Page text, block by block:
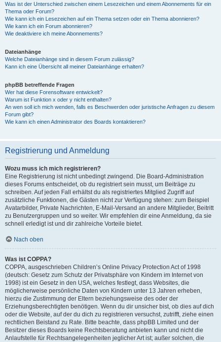
Was ist der Unterschied zwischen einem Lesezeichen und einem Abonnements für ein
Thema oder Forum?
Wie kann ich ein Lesezeichen auf ein Thema setzen oder ein Thema abonnieren?
Wie kann ich ein Forum abonnieren?
Wie deaktiviere ich meine Abonnements?
Dateianhänge
Welche Dateianhänge sind in diesem Forum zulässig?
Kann ich eine Übersicht all meiner Dateianhänge erhalten?
phpBB betreffende Fragen
Wer hat diese Forensoftware entwickelt?
Warum ist Funktion x oder y nicht enthalten?
An wen soll ich mich wenden, falls es Beschwerden oder juristische Anfragen zu diesem
Forum gibt?
Wie kann ich einen Administrator des Boards kontaktieren?
Registrierung und Anmeldung
Wozu muss ich mich registrieren?
Eine Registrierung ist nicht unbedingt zwingend. Die Board-Administration
dieses Forums entscheidet, ob du registriert sein musst, um Beiträge zu
schreiben. Auf jeden Fall erhältst du als registriertes Mitglied Zugriff auf
zusätzliche Funktionen, die Gästen nicht zur Verfügung stehen: zum Beispiel
Avatarbilder, Private Nachrichten, E-Mail-Versand an andere Mitglieder, Beitritt
zu Benutzergruppen und so weiter. Wir empfehlen dir eine Anmeldung, da sie
schnell erledigt ist und dir zahlreiche Vorteile bietet.
Nach oben
Was ist COPPA?
COPPA, ausgeschrieben Children’s Online Privacy Protection Act of 1998
(deutsch: Gesetz zum Schutz der Privatsphäre von Kindern im Internet von
1998) ist ein Gesetz in den USA, welches festlegt, dass Websites, die
möglicherweise persönliche Daten von Kindern unter 13 Jahren erheben,
hierzu die Zustimmung der Eltern beziehungsweise des oder der
Erziehungsberechtigten benötigen. Wenn du dir unsicher bist, ob dies auf dich
oder die Website, auf der du dich zu registrieren versuchst, zutrifft, ziehe einen
rechtlichen Beistand zu Rate. Bitte beachte, dass phpBB Limited und der
Besitzer dieses Boards keine Rechtsberatung anbieten kann und nicht die
Anlaufstelle für Rechtsangelegenheiten jeglicher Art ist; außer solchen, die